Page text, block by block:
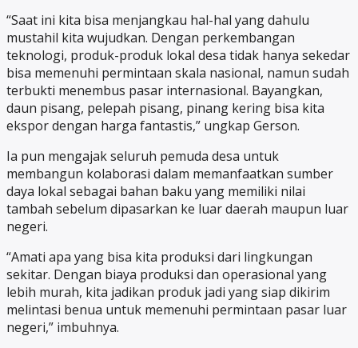
“Saat ini kita bisa menjangkau hal-hal yang dahulu
mustahil kita wujudkan. Dengan perkembangan
teknologi, produk-produk lokal desa tidak hanya sekedar
bisa memenuhi permintaan skala nasional, namun sudah
terbukti menembus pasar internasional. Bayangkan,
daun pisang, pelepah pisang, pinang kering bisa kita
ekspor dengan harga fantastis,” ungkap Gerson.
Ia pun mengajak seluruh pemuda desa untuk
membangun kolaborasi dalam memanfaatkan sumber
daya lokal sebagai bahan baku yang memiliki nilai
tambah sebelum dipasarkan ke luar daerah maupun luar
negeri.
“Amati apa yang bisa kita produksi dari lingkungan
sekitar. Dengan biaya produksi dan operasional yang
lebih murah, kita jadikan produk jadi yang siap dikirim
melintasi benua untuk memenuhi permintaan pasar luar
negeri,” imbuhnya.